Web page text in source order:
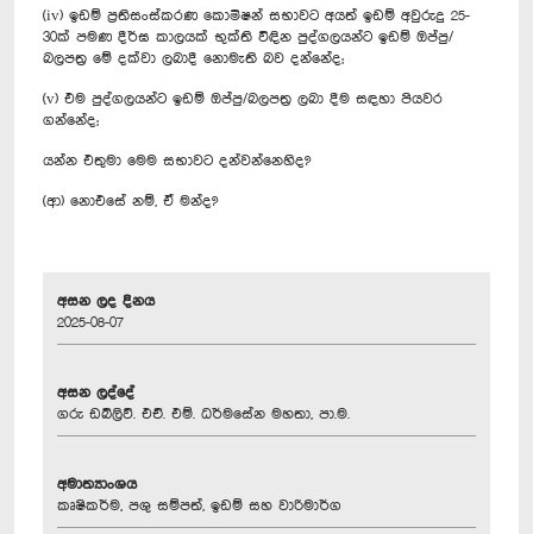
(iv) ඉඩම් ප්‍රතිසංස්කරණ කොමිෂන් සභාවට අයත් ඉඩම් අවුරුදු 25-
30ක් පමණ දීර්ඝ කාලයක් භුක්ති විඳින පුද්ගලයන්ට ඉඩම් ඔප්පු/
බලපත්‍ර මේ දක්වා ලබාදී නොමැති බව දන්නේද;
(v) එම පුද්ගලයන්ට ඉඩම් ඔප්පු/බලපත්‍ර ලබා දීම සඳහා පියවර
ගන්නේද;
යන්න එතුමා මෙම සභාවට දන්වන්නෙහිද?
(ආ) නොඑසේ නම්, ඒ මන්ද?
අසන ලද දිනය
2025-08-07
අසන ලද්දේ
ගරු ඩබ්ලිව්. එච්. එම්. ධර්මසේන මහතා, පා.ම.
අමාත්‍යාංශය
කෘෂිකර්ම, පශු සම්පත්, ඉඩම් සහ වාරිමාර්ග